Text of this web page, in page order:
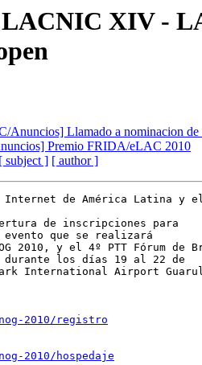
XIV -
Anuncios] Llamado a nominacion
Premio FRIDA/eLAC 2010
[ subject ] [ author ]
Internet de América Latina y
de inscripciones para
evento que se realizará
2010, y el 4º PTT Fórum de
los días 19 al 22 de
International Airport
2010/registro
2010/hospedaje